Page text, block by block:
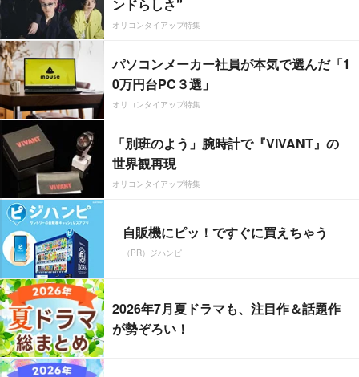
ンドらしさ”
オリコンタイアップ特集
パソコンメーカー社員が本気で選んだ「1
0万円台PC３選」
オリコンタイアップ特集
「別班のよう」腕時計で『VIVANT』の
世界観再現
オリコンタイアップ特集
自販機にピッ！ですぐに買えちゃう
（PR）ジハンピ
2026年7月夏ドラマも、注目作＆話題作
が勢ぞろい！